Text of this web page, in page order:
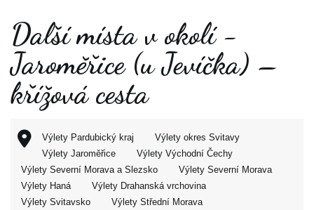
Další místa v okolí -
Jaroměřice (u Jevíčka) –
křížová cesta
Výlety Pardubický kraj
Výlety okres Svitavy
Výlety Jaroměřice
Výlety Východní Čechy
Výlety Severní Morava a Slezsko
Výlety Severní Morava
Výlety Haná
Výlety Drahanská vrchovina
Výlety Svitavsko
Výlety Střední Morava